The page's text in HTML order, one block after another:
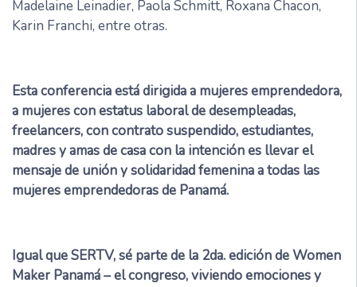
Madelaine Leinadier, Paola Schmitt, Roxana Chacon,
Karin Franchi, entre otras.
Esta conferencia está dirigida a mujeres emprendedora,
a mujeres con estatus laboral de desempleadas,
freelancers, con contrato suspendido, estudiantes,
madres y amas de casa con la intención es llevar el
mensaje de unión y solidaridad femenina a todas las
mujeres emprendedoras de Panamá.
Igual que SERTV, sé parte de la 2da. edición de Women
Maker Panamá – el congreso, viviendo emociones y